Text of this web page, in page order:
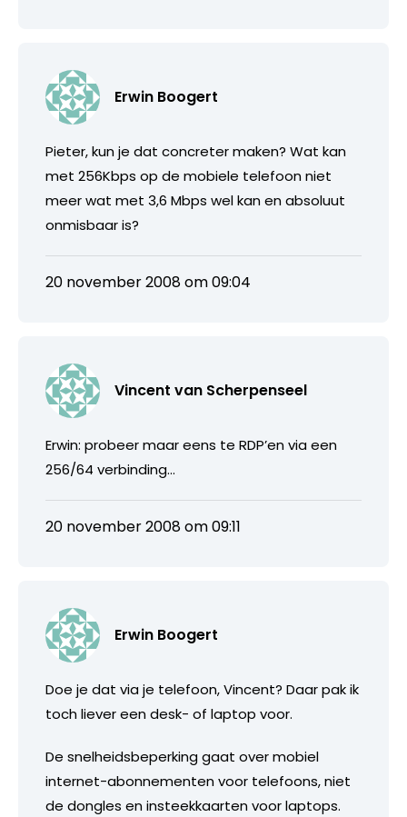
Erwin Boogert
Pieter, kun je dat concreter maken? Wat kan
met 256Kbps op de mobiele telefoon niet
meer wat met 3,6 Mbps wel kan en absoluut
onmisbaar is?
20 november 2008 om 09:04
Vincent van Scherpenseel
Erwin: probeer maar eens te RDP’en via een
256/64 verbinding…
20 november 2008 om 09:11
Erwin Boogert
Doe je dat via je telefoon, Vincent? Daar pak ik
toch liever een desk- of laptop voor.
De snelheidsbeperking gaat over mobiel
internet-abonnementen voor telefoons, niet
de dongles en insteekkaarten voor laptops.